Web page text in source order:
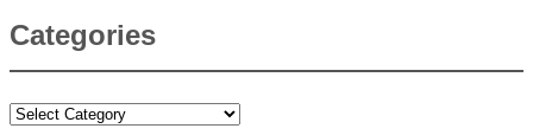
Categories
Categories